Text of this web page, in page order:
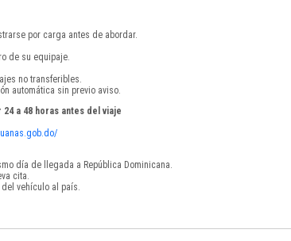
por carga antes de abordar.
de su equipaje.
no transferibles.
automática sin previo aviso.
a 48 horas antes del viaje
día de llegada a República Dominicana.
cita.
vehículo al país.